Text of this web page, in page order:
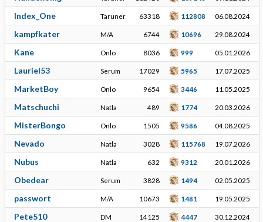
Index_One Taruner 63318 112808 06.08.2024
kampfkater M/A 6744 10696 29.08.2024
Kane Onlo 8036 999 05.01.2026
Lauriel53 Serum 17029 5965 17.07.2025
MarketBoy Onlo 9654 3446 11.05.2025
Matschuchi Natla 489 1774 20.03.2026
MisterBongo Onlo 1505 9586 04.08.2025
Nevado Natla 3028 115768 19.07.2026
Nubus Natla 632 9312 20.01.2026
Obedear Serum 3828 1494 02.05.2025
passwort M/A 10673 1481 19.05.2025
Pete510 DM 14125 4447 30.12.2024